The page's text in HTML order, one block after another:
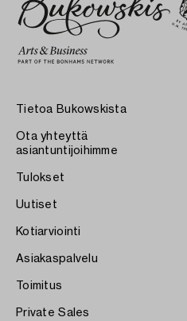
Tietoa Bukowskista
Ota yhteyttä
asiantuntijoihimme
Tulokset
Uutiset
Kotiarviointi
Asiakaspalvelu
Toimitus
Private Sales